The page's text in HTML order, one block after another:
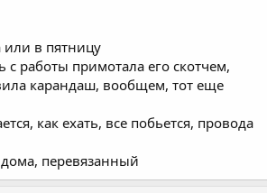
или в пятницу
с работы примотала его скотчем,
карандаш, вообщем, тот еще
как ехать, все побьется, провода
дома, перевязанный